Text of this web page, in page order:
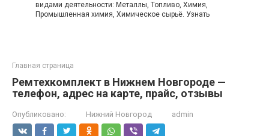
видами деятельности: Металлы, Топливо, Химия,
Промышленная химия, Химическое сырьё. Узнать
Главная страница
Ремтехкомплект в Нижнем Новгороде —
телефон, адрес на карте, прайс, отзывы
Опубликовано: Нижний Новгород admin